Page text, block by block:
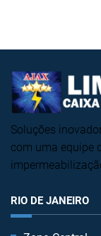
Soluções
com uma equipe
RIO DE JANEIRO